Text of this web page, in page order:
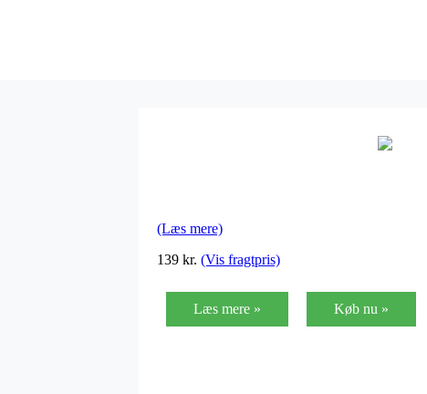
(Læs mere)
139 kr. (Vis fragtpris)
Læs mere » Køb nu »